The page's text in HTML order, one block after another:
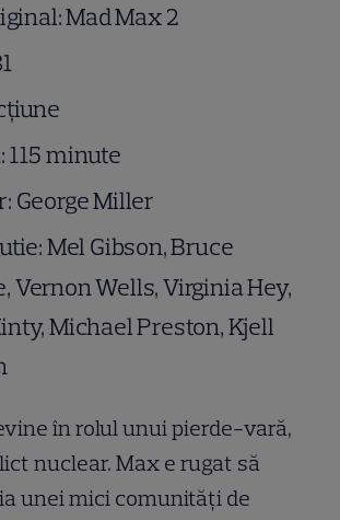
Mad Max 2
115 minute
George Miller
Mel Gibson, Bruce
Vernon Wells, Virginia Hey,
Michael Preston, Kjell
în rolul unui pierde-vară,
nuclear. Max e rugat să
unei mici comunităţi de